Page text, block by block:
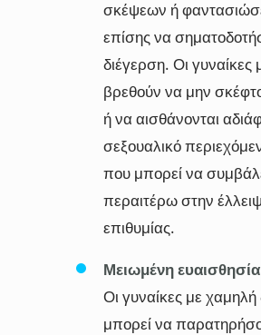
σκέψεων ή
επίσης να
διέγερση. Οι γυναίκες
βρεθούν να μην
ή να αισθάνονται
σεξουαλικό
που μπορεί να
περαιτέρω στην
επιθυμίας.
Μειωμένη
Οι γυναίκες με χαμηλή
μπορεί να